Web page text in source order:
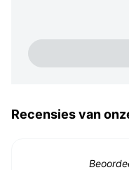
Recensies van